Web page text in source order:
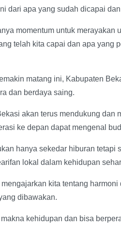
dari apa yang sudah dicapai
momentum untuk merayakan
telah kita capai dan apa yang
matang ini, Kabupaten
dan berdaya saing.
akan terus mendukung dan
ke depan dapat mengenal
hanya sekedar hiburan tetapi
lokal dalam kehidupan
kita tentang
dibawakan.
kehidupan dan bisa